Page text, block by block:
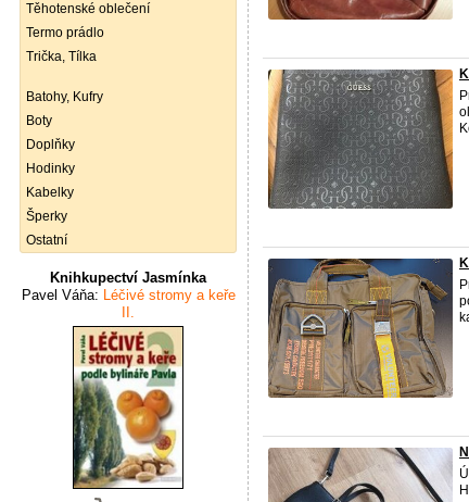
Těhotenské oblečení
Termo prádlo
Trička, Tílka
Batohy, Kufry
Boty
Doplňky
Hodinky
Kabelky
Šperky
Ostatní
Knihkupectví Jasmínka
Pavel Váňa: Léčivé stromy a keře
II.